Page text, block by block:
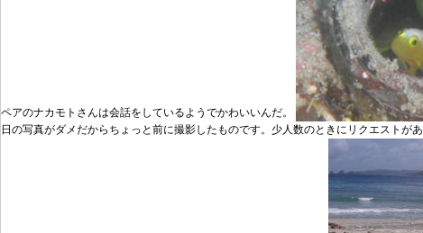
ペアのナカモトさんは会話をしているようでかわいいんだ。
日の写真がダメだからちょっと前に撮影したものです。少人数のときにリクエストが